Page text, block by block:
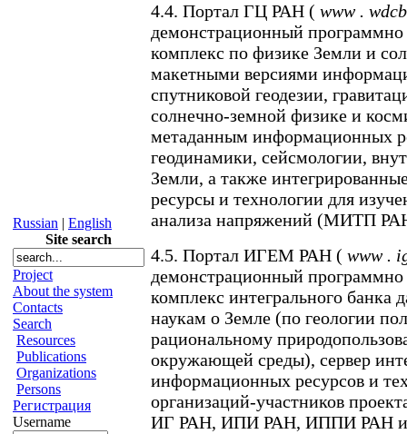
Russian | English
Site search
Project
About the system
Contacts
Search
Resources
Publications
Organizations
Persons
Регистрация
Username
4.4. Портал ГЦ РАН ( www .
демонстрационный программно
комплекс по физике Земли и
макетными версиями
спутниковой геодезии,
солнечно-земной физике и
метаданным информационных
геодинамики, сейсмологии,
Земли, а также
ресурсы и технологии для
анализа напряжений (МИТП
4.5. Портал ИГЕМ РАН ( www .
демонстрационный программно
комплекс интегрального банка
наукам о Земле (по геологии
рациональному
окружающей среды), сервер
информационных ресурсов и
организаций-участников
ИГ РАН, ИПИ РАН, ИППИ РАН и